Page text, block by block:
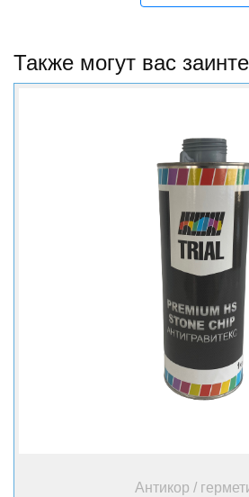
Быстро сохнет;
После высыхания может
’’мокрый по мокрому’’ всеми
Обладает оптимальной
Также могут вас
+ Купить
Антикор /